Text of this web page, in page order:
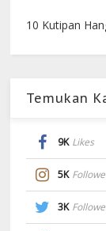
10 Kutipan
Temukan
9K Likes
5K
3K